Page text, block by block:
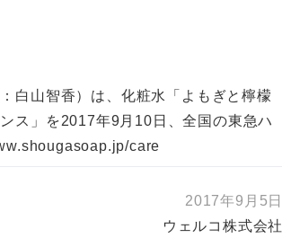
白山智香）は、化粧水「よもぎと檸檬
ス」を2017年9月10日、全国の東急ハ
care
2017年9月5日
ウェルコ株式会社